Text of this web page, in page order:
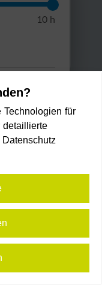
13,2 km
10 h
2 h 30 Min
für
detaillierte